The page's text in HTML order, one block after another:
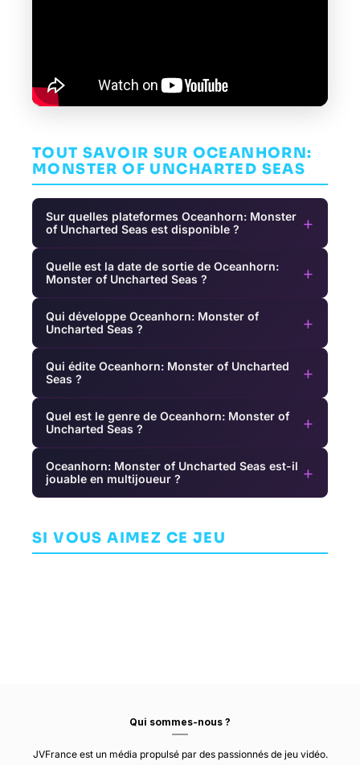
TOUT SAVOIR SUR OCEANHORN:
MONSTER OF UNCHARTED SEAS
Sur quelles plateformes Oceanhorn: Monster
of Uncharted Seas est disponible ?
+
Quelle est la date de sortie de Oceanhorn:
Monster of Uncharted Seas ?
+
Qui développe Oceanhorn: Monster of
Uncharted Seas ?
+
Qui édite Oceanhorn: Monster of Uncharted
Seas ?
+
Quel est le genre de Oceanhorn: Monster of
Uncharted Seas ?
+
Oceanhorn: Monster of Uncharted Seas est-il
jouable en multijoueur ?
+
SI VOUS AIMEZ CE JEU
Romeo is a
GRASSHOPPER
Five Nights at
Mimic
STEEL WOOL
Qui sommes-nous ?
JVFrance est un média propulsé par des passionnés de jeu vidéo.